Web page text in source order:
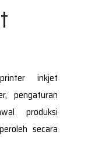
inkjet
pengaturan
produksi
secara